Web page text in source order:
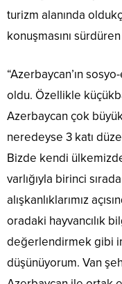
turizm alanında
konuşmasını
“Azerbaycan’ın
oldu. Özellikle
Azerbaycan çok
neredeyse 3 katı
Bizde kendi
varlığıyla birinci
alışkanlıklarımız
oradaki hayvancılık
değerlendirmek gibi
düşünüyorum. Van